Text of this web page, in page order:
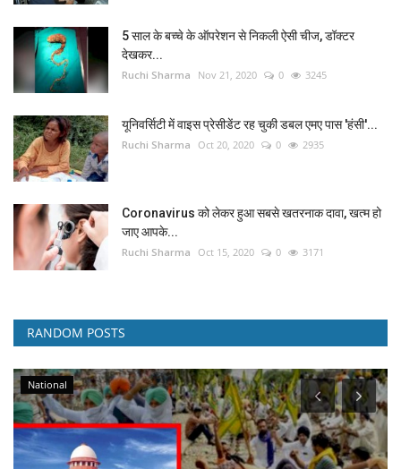
5 साल के बच्चे के ऑपरेशन से निकली ऐसी चीज, डॉक्टर
देखकर...
Ruchi Sharma Nov 21, 2020 0 3245
यूनिवर्सिटी में वाइस प्रेसीडेंट रह चुकी डबल एमए पास 'हंसी'...
Ruchi Sharma Oct 20, 2020 0 2935
Coronavirus को लेकर हुआ सबसे खतरनाक दावा, खत्म हो
जाए आपके...
Ruchi Sharma Oct 15, 2020 0 3171
RANDOM POSTS
National